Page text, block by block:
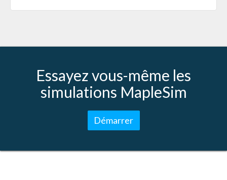
Essayez vous-même les
simulations MapleSim
Démarrer